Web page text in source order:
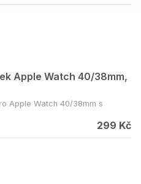
Apple Watch 40/38mm,
Apple Watch 40/38mm s
299 Kč